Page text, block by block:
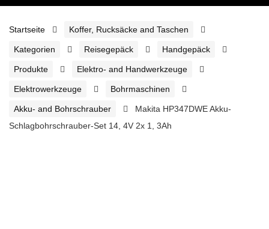
Startseite Koffer, Rucksäcke and Taschen
Kategorien Reisegepäck Handgepäck
Produkte Elektro- and Handwerkzeuge
Elektrowerkzeuge Bohrmaschinen
Akku- and Bohrschrauber
Makita HP347DWE Akku-
Schlagbohrschrauber-Set 14, 4V 2x 1, 3Ah